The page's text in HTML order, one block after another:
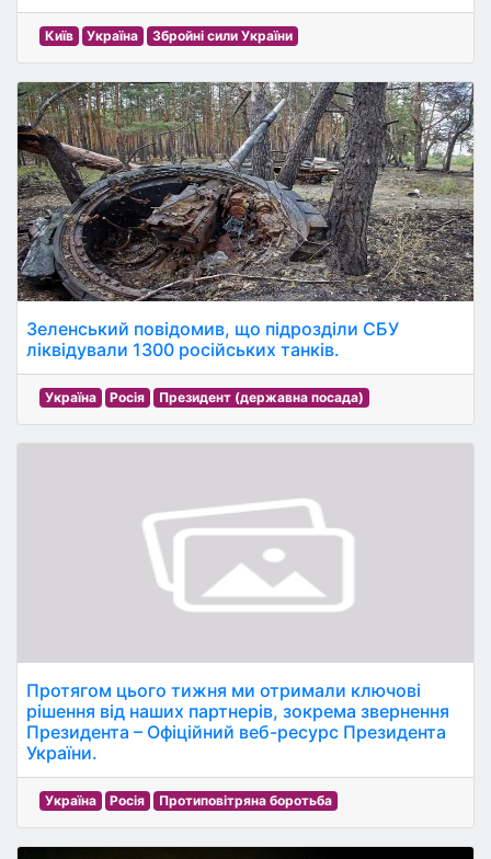
Київ Україна Збройні сили України
Зеленський повідомив, що підрозділи СБУ
ліквідували 1300 російських танків.
Україна Росія Президент (державна посада)
Протягом цього тижня ми отримали ключові
рішення від наших партнерів, зокрема звернення
Президента – Офіційний веб-ресурс Президента
України.
Україна Росія Протиповітряна боротьба